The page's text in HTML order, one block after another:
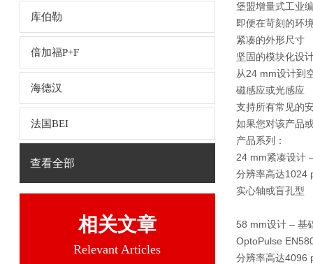
库伯勒
倍加福P+F
海德汉
法国BEI
查看全部
相关文章
Relevant Articles
堡盟增量式工业
即便在苛刻的环
紧凑的外形尺寸
坚固的模块化设
从24 mm设计到
磁感应或光感应
支持所有常见的
如果您对该产品
产品系列：
24 mm紧凑设计
分辨率高达1024
实心轴或盲孔型
58 mm设计 – 基
OptoPulse
分辨率高达4096